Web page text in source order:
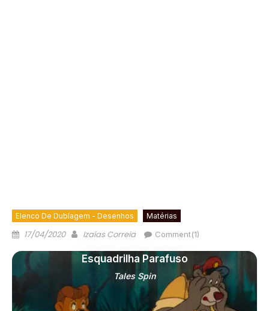
Elenco De Dublagem - Desenhos Matérias
17/04/2020 Izaías Correia Comment(1)
Tales Spin
Esquadrilha Parafuso